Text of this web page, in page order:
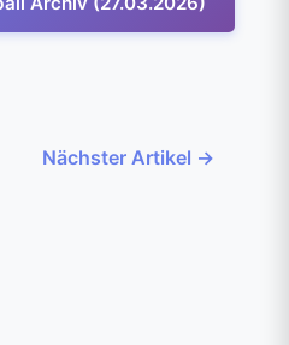
Nächster Artikel →